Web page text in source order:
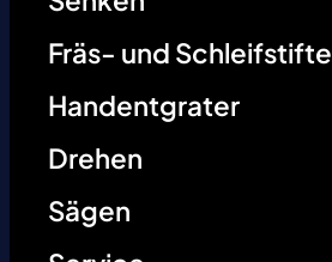
Fräs- und Schleifstifte
Handentgrater
Drehen
Sägen